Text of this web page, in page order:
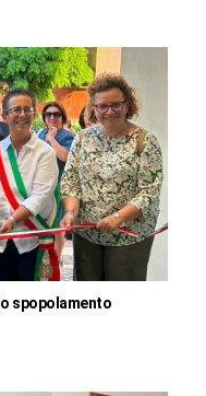
spopolamento